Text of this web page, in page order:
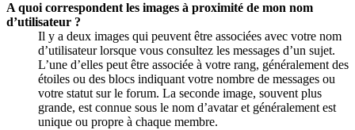
A quoi correspondent les images à proximité de mon nom
d’utilisateur ?
Il y a deux images qui peuvent être associées avec votre nom
d’utilisateur lorsque vous consultez les messages d’un sujet.
L’une d’elles peut être associée à votre rang, généralement des
étoiles ou des blocs indiquant votre nombre de messages ou
votre statut sur le forum. La seconde image, souvent plus
grande, est connue sous le nom d’avatar et généralement est
unique ou propre à chaque membre.